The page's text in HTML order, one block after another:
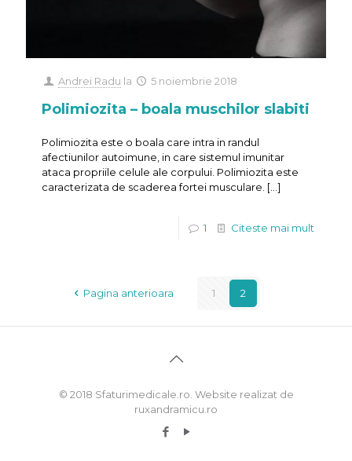
Andrei Radu la 5 noiembrie 2018
Polimiozita – boala muschilor slabiti
Polimiozita este o boala care intra in randul
afectiunilor autoimune, in care sistemul imunitar
ataca propriile celule ale corpului. Polimiozita este
caracterizata de scaderea fortei musculare. […]
1 Citeste mai mult
Pagina anterioara 1 2
© 2018 Sfaturimedicale.ro. Website realizat de
ruxandramicu.ro